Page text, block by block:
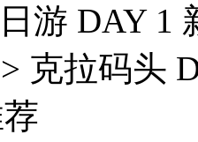
游 DAY 1
克拉码头